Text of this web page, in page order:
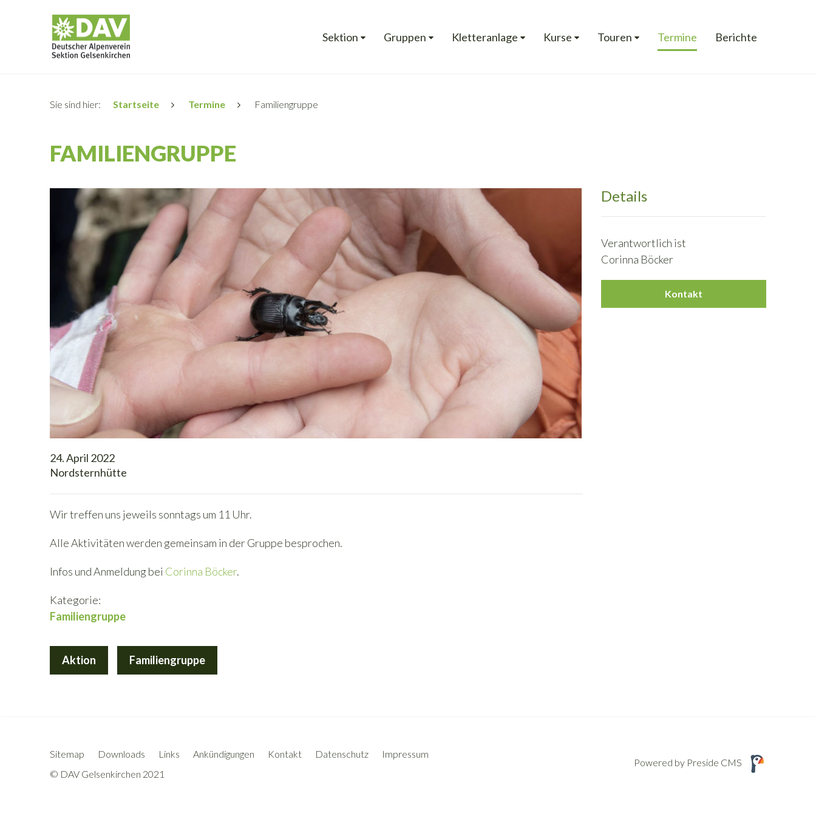
Sektion Gruppen Kletteranlage Kurse Touren Termine Berichte
Sie sind hier: Startseite Termine Familiengruppe
FAMILIENGRUPPE
24. April 2022
Nordsternhütte
Wir treffen uns jeweils sonntags um 11 Uhr.
Alle Aktivitäten werden gemeinsam in der Gruppe besprochen.
Infos und Anmeldung bei Corinna Böcker.
Kategorie:
Familiengruppe
Aktion Familiengruppe
Details
Verantwortlich ist
Corinna Böcker
Kontakt
Sitemap Downloads Links Ankündigungen Kontakt Datenschutz
Impressum
© DAV Gelsenkirchen 2021
Powered by Preside CMS